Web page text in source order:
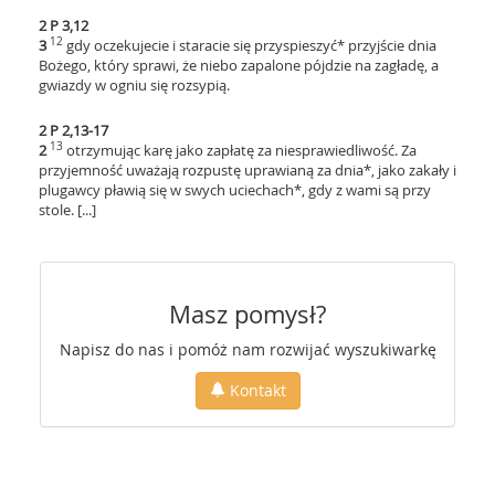
2 P 3,12
3 12 gdy oczekujecie i staracie się przyspieszyć* przyjście dnia
Bożego, który sprawi, że niebo zapalone pójdzie na zagładę, a
gwiazdy w ogniu się rozsypią.
2 P 2,13-17
2 13 otrzymując karę jako zapłatę za niesprawiedliwość. Za
przyjemność uważają rozpustę uprawianą za dnia*, jako zakały i
plugawcy pławią się w swych uciechach*, gdy z wami są przy
stole. [...]
Masz pomysł?
Napisz do nas i pomóż nam rozwijać wyszukiwarkę
Kontakt